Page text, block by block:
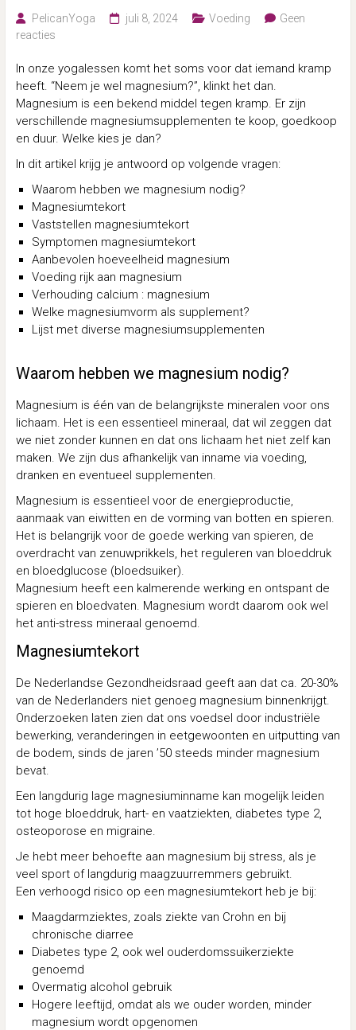
PelicanYoga juli 8, 2024 Voeding
Geen
reacties
In onze yogalessen komt het soms voor dat iemand kramp
heeft. “Neem je wel magnesium?”, klinkt het dan.
Magnesium is een bekend middel tegen kramp. Er zijn
verschillende magnesiumsupplementen te koop, goedkoop
en duur. Welke kies je dan?
In dit artikel krijg je antwoord op volgende vragen:
Waarom hebben we magnesium nodig?
Magnesiumtekort
Vaststellen magnesiumtekort
Symptomen magnesiumtekort
Aanbevolen hoeveelheid magnesium
Voeding rijk aan magnesium
Verhouding calcium : magnesium
Welke magnesiumvorm als supplement?
Lijst met diverse magnesiumsupplementen
Waarom hebben we magnesium nodig?
Magnesium is één van de belangrijkste mineralen voor ons
lichaam. Het is een essentieel mineraal, dat wil zeggen dat
we niet zonder kunnen en dat ons lichaam het niet zelf kan
maken. We zijn dus afhankelijk van inname via voeding,
dranken en eventueel supplementen.
Magnesium is essentieel voor de energieproductie,
aanmaak van eiwitten en de vorming van botten en spieren.
Het is belangrijk voor de goede werking van spieren, de
overdracht van zenuwprikkels, het reguleren van bloeddruk
en bloedglucose (bloedsuiker).
Magnesium heeft een kalmerende werking en ontspant de
spieren en bloedvaten. Magnesium wordt daarom ook wel
het anti-stress mineraal genoemd.
Magnesiumtekort
De Nederlandse Gezondheidsraad geeft aan dat ca. 20-30%
van de Nederlanders niet genoeg magnesium binnenkrijgt.
Onderzoeken laten zien dat ons voedsel door industriële
bewerking, veranderingen in eetgewoonten en uitputting van
de bodem, sinds de jaren ’50 steeds minder magnesium
bevat.
Een langdurig lage magnesiuminname kan mogelijk leiden
tot hoge bloeddruk, hart- en vaatziekten, diabetes type 2,
osteoporose en migraine.
Je hebt meer behoefte aan magnesium bij stress, als je
veel sport of langdurig maagzuurremmers gebruikt.
Een verhoogd risico op een magnesiumtekort heb je bij:
Maagdarmziektes, zoals ziekte van Crohn en bij
chronische diarree
Diabetes type 2, ook wel ouderdomssuikerziekte
genoemd
Overmatig alcohol gebruik
Hogere leeftijd, omdat als we ouder worden, minder
magnesium wordt opgenomen